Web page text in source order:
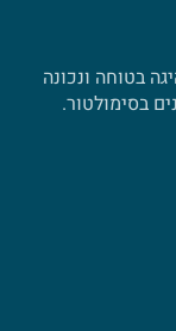
בטוחה ונכונה
בסימולטור.